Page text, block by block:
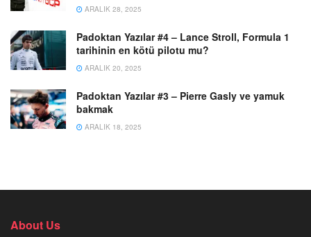
ARALIK 28, 2025
Padoktan Yazılar #4 – Lance Stroll, Formula 1
tarihinin en kötü pilotu mu?
ARALIK 20, 2025
Padoktan Yazılar #3 – Pierre Gasly ve yamuk
bakmak
ARALIK 18, 2025
About Us